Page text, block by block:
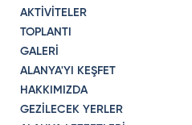
AKTİVİTELER
TOPLANTI
GALERİ
ALANYA'YI KEŞFET
HAKKIMIZDA
GEZİLECEK YERLER